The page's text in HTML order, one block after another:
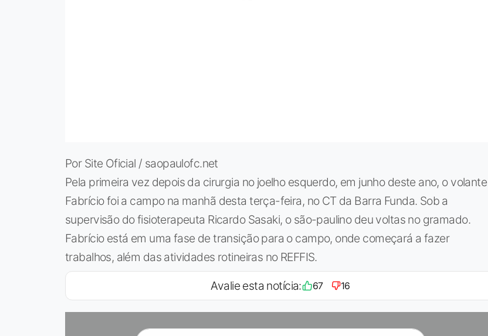
Por Site Oficial / saopaulofc.net
Pela primeira vez depois da cirurgia no joelho esquerdo, em junho deste ano, o volante
Fabrício foi a campo na manhã desta terça-feira, no CT da Barra Funda. Sob a
supervisão do fisioterapeuta Ricardo Sasaki, o são-paulino deu voltas no gramado.
Fabrício está em uma fase de transição para o campo, onde começará a fazer
trabalhos, além das atividades rotineiras no REFFIS.
Avalie esta notícia: 67 16